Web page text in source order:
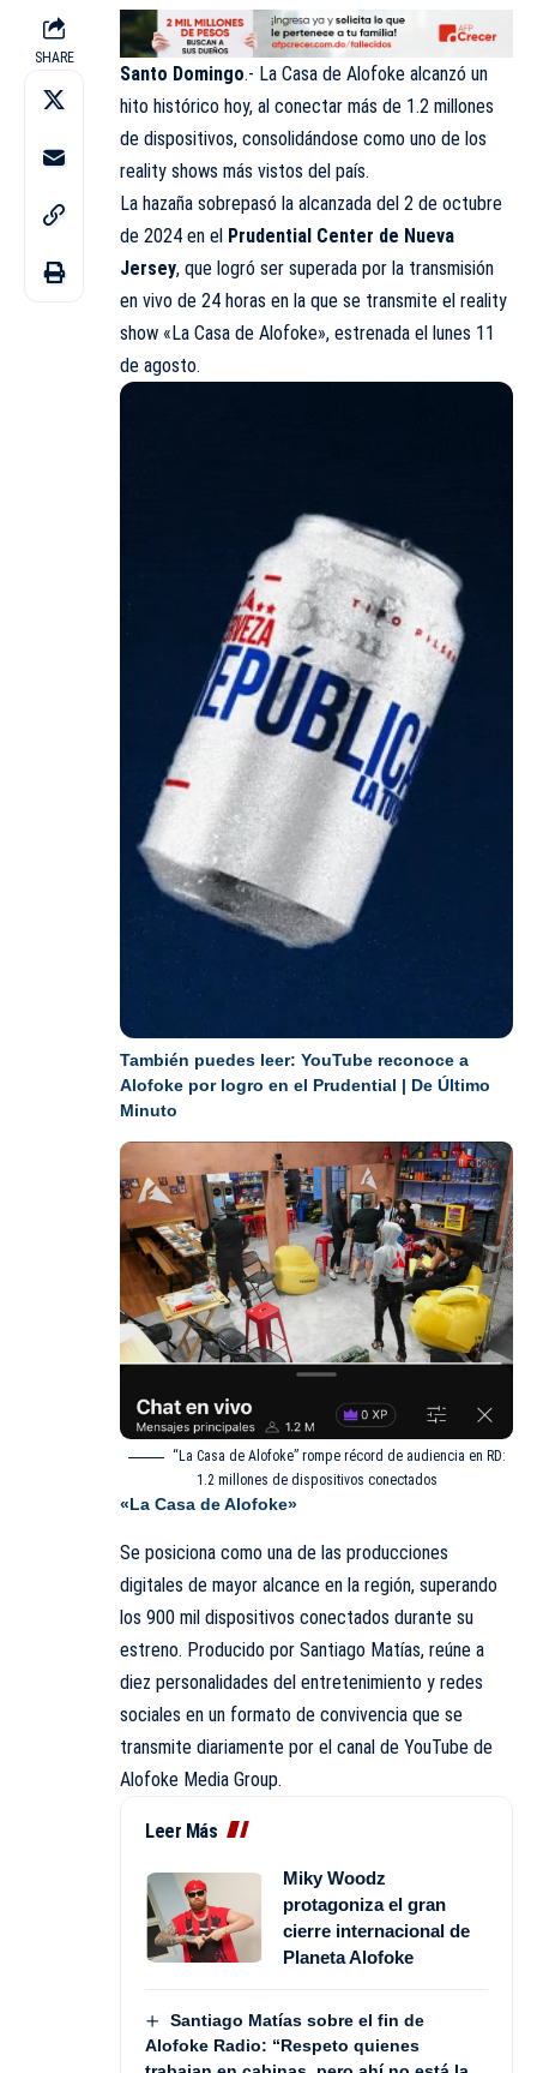
SHARE
Santo Domingo.- La Casa de Alofoke alcanzó un
hito histórico hoy, al conectar más de 1.2 millones
de dispositivos, consolidándose como uno de los
reality shows más vistos del país.
La hazaña sobrepasó la alcanzada del 2 de octubre
de 2024 en el Prudential Center de Nueva
Jersey, que logró ser superada por la transmisión
en vivo de 24 horas en la que se transmite el reality
show «La Casa de Alofoke», estrenada el lunes 11
de agosto.
También puedes leer: YouTube reconoce a
Alofoke por logro en el Prudential | De Último
Minuto
“La Casa de Alofoke” rompe récord de audiencia en RD:
1.2 millones de dispositivos conectados
«La Casa de Alofoke»
Se posiciona como una de las producciones
digitales de mayor alcance en la región, superando
los 900 mil dispositivos conectados durante su
estreno. Producido por Santiago Matías, reúne a
diez personalidades del entretenimiento y redes
sociales en un formato de convivencia que se
transmite diariamente por el canal de YouTube de
Alofoke Media Group.
Leer Más
Miky Woodz
protagoniza el gran
cierre internacional de
Planeta Alofoke
Santiago Matías sobre el fin de
Alofoke Radio: “Respeto quienes